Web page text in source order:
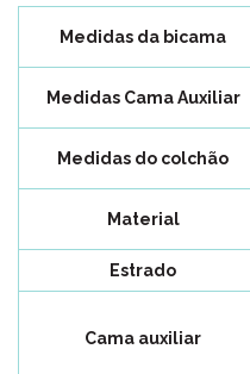
Medidas da bicama
Medidas Cama Auxiliar
Medidas do colchão
Material
Estrado
Cama auxiliar